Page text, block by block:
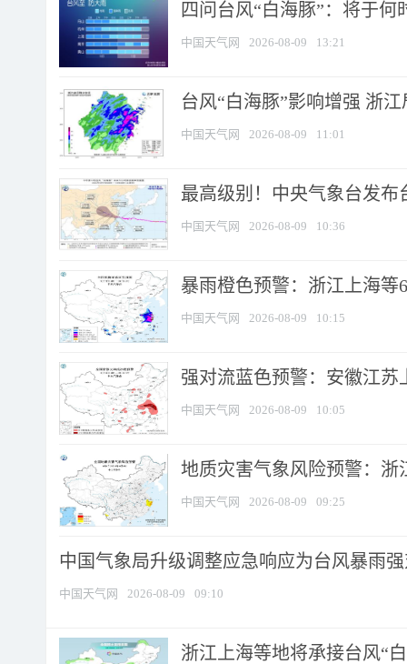
四问台风“白海豚”：将于
中国天气网 2026-08-09 13:21
台风“白海豚”影响增强 浙
中国天气网 2026-08-09 11:01
最高级别！中央气象台发布
中国天气网 2026-08-09 10:36
暴雨橙色预警：浙江上海等
中国天气网 2026-08-09 10:15
强对流蓝色预警：安徽江苏
中国天气网 2026-08-09 10:05
地质灾害气象风险预警：浙
中国天气网 2026-08-09 09:25
中国气象局升级调整应急响应为台风暴雨
中国天气网 2026-08-09 09:10
浙江上海等地将承接台风“